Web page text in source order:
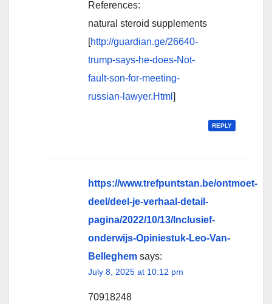
References:
natural steroid supplements
[http://guardian.ge/26640-
trump-says-he-does-Not-
fault-son-for-meeting-
russian-lawyer.Html ]
REPLY
https://www.trefpuntstan.be/ontmoet-
deel/deel-je-verhaal-detail-
pagina/2022/10/13/Inclusief-
onderwijs-Opiniestuk-Leo-Van-
Belleghem says:
July 8, 2025 at 10:12 pm
70918248